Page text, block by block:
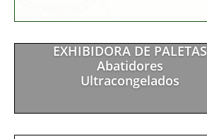
EXHIBIDORA DE PALETAS
Abatidores
Ultracongelados